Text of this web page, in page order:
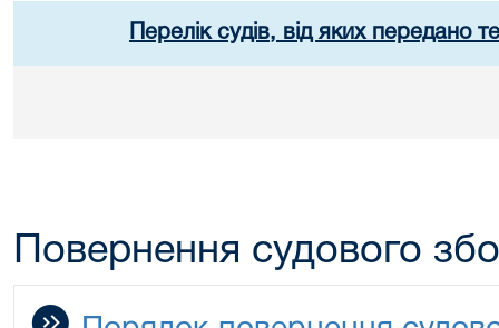
Перелік судів, від яких передано
Повернення судового